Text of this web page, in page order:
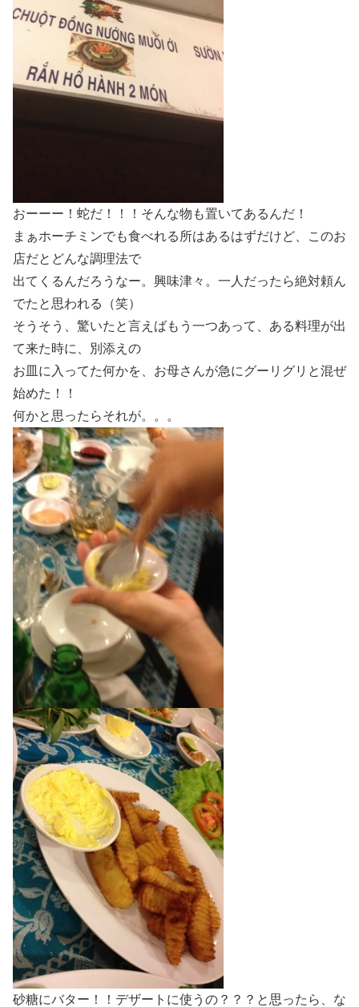
おーーー！蛇だ！！！そんな物も置いてあるんだ！
まぁホーチミンでも食べれる所はあるはずだけど、このお
店だとどんな調理法で
出てくるんだろうなー。興味津々。一人だったら絶対頼ん
でたと思われる（笑）
そうそう、驚いたと言えばもう一つあって、ある料理が出
て来た時に、別添えの
お皿に入ってた何かを、お母さんが急にグーリグリと混ぜ
始めた！！
何かと思ったらそれが。。。
砂糖にバター！！デザートに使うの？？？と思ったら、な